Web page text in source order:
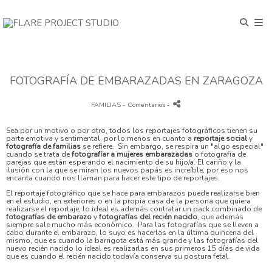
FOTOGRAFÍA DE EMBARAZADAS EN ZARAGOZA
FAMILIAS - Comentarios -
Sea por un motivo o por otro, todos los reportajes fotográficos tienen su
parte emotiva y sentimental, por lo menos en cuanto a reportaje socialy
fotografía de familias se refiere. Sin embargo, se respira un "algo especial"
cuando se trata defotografíar a mujeres embarazadas o fotografía de
parejas que están esperando el nacimiento de su hijo/a. El cariño y la
ilusión con la que se miran los nuevos papás es increíble, por eso nos
encanta cuando nos llaman para hacer este tipo de reportajes.
El reportaje fotográfico que se hace para embarazos puede realizarse bien
en el estudio, en exteriores o en la propia casa de la persona que quiera
realizarse el reportaje, lo ideal es además contratar un pack combinado de
fotografías de embarazoyfotografías del recién nacido, que además
siempre sale mucho más económico. Para las fotografías que se lleven a
cabo durante el embarazo, lo suyo es hacerlas en la última quincena del
mismo, que es cuando la barrigota está más grande y las fotografías del
nuevo recién nacido lo ideal es realizarlas en sus primeros 15 días de vida
que es cuando el recién nacido todavía conserva su postura fetal.